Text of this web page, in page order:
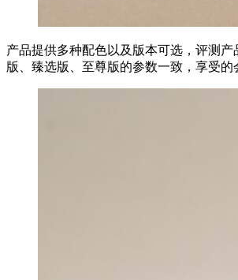
产品提供多种配色以及版本可选，评测
版、臻选版、至尊版的参数一致，享受的